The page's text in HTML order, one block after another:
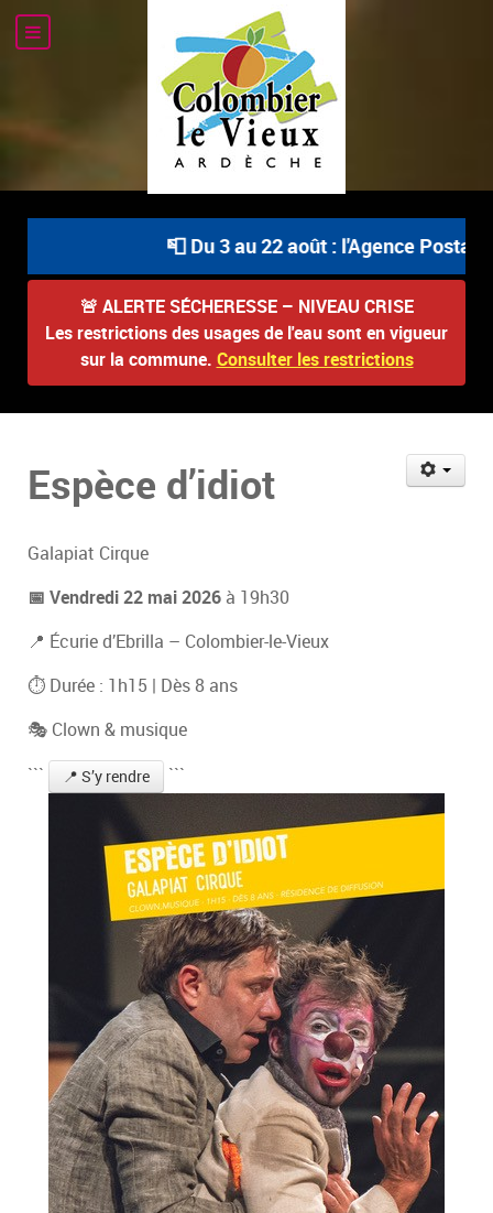
📮 Du 3 au 22 août : l'Agence
🚨 ALERTE SÉCHERESSE – NIVEAU CRISE
Les restrictions des usages de l'eau sont en vigueur
sur la commune. Consulter les restrictions
Espèce d’idiot
Galapiat Cirque
📅 Vendredi 22 mai 2026 à 19h30
📍 Écurie d’Ebrilla – Colombier-le-Vieux
⏱ Durée : 1h15 | Dès 8 ans
🎭 Clown & musique
```
📍 S’y rendre ```